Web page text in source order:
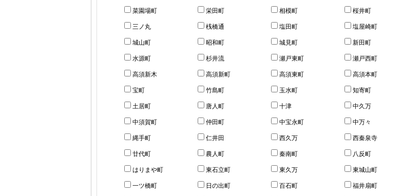
菜園場町 栄田町 相模町 桜井町
三ノ丸 桟橋通 塩田町 塩屋崎町
城山町 昭和町 城見町 新田町
水源町 杉井流 瀬戸東町 瀬戸西町
高須新木 高須新町 高須東町 高須本町
宝町 竹島町 玉水町 知寄町
土居町 唐人町 十津 中久万
中須賀町 仲田町 中宝永町 中万々
縄手町 仁井田 西久万 西秦泉寺
廿代町 農人町 秦南町 八反町
はりまや町 東石立町 東久万 東城山町
一ツ橋町 日の出町 百石町 福井扇町